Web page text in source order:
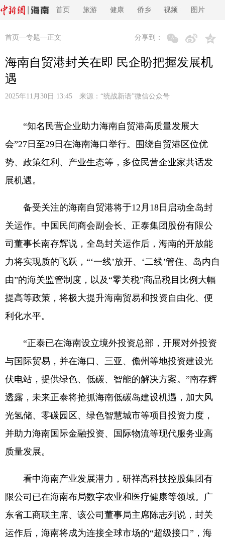
首页 旅游 健康 侨乡 视频 图片
首页 —专题—正文 分享到：
海南自贸港封关在即 民企盼把握发展机
遇
2025年11月30日 13:45 来源： “统战新语”微信公众号
“知名民营企业助力海南自贸港高质量发展大
会”27日至29日在海南海口举行。围绕自贸港区位优
势、政策红利、产业生态等，多位民营企业家共话发
展机遇。
备受关注的海南自贸港将于12月18日启动全岛封
关运作。中国民间商会副会长、正泰集团股份有限公
司董事长南存辉说，全岛封关运作后，海南的开放能
力将实现质的飞跃，“‘一线’放开、‘二线’管住、岛内自
由”的海关监管制度，以及“零关税”商品税目比例大幅
提高等政策，将极大提升海南贸易和投资自由化、便
利化水平。
“正泰已在海南设立境外投资总部，开展对外投资
与国际贸易，并在海口、三亚、儋州等地投资建设光
伏电站，提供绿色、低碳、智能的解决方案。”南存辉
透露，未来正泰将抢抓海南低碳岛建设机遇，加大风
光氢储、零碳园区、绿色智慧城市等项目投资力度，
并助力海南国际金融投资、国际物流等现代服务业高
质量发展。
看中海南产业发展潜力，研祥高科技控股集团有
限公司已在海南布局数字农业和医疗健康等领域。广
东省工商联主席、该公司董事局主席陈志列说，封关
运作后，海南将成为连接全球市场的“超级接口”，海